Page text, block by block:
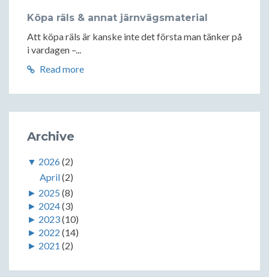
Köpa räls & annat järnvägsmaterial
Att köpa räls är kanske inte det första man tänker på
i vardagen –...
Read more
Archive
▼ 2026(2)
April(2)
► 2025 (8)
► 2024(3)
► 2023(10)
► 2022 (14)
► 2021 (2)